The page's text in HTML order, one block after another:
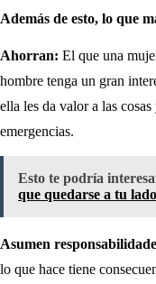
Además de esto, lo que
Ahorran: El que una
hombre tenga un gran
ella les da valor a las
emergencias.
Esto te podría
que quedarse a tu
Asumen
lo que hace tiene